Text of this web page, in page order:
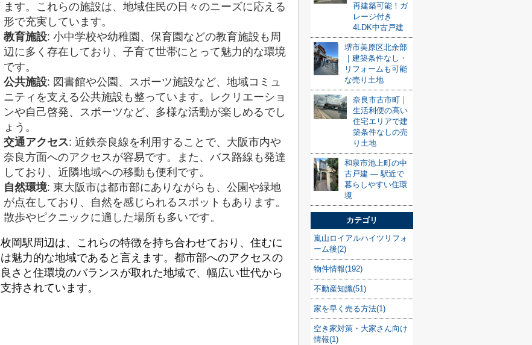
ます。これらの施設は、地域住民の日々のニーズに応える
形で充実しています。
教育施設: 小中学校や幼稚園、保育園などの教育施設も周
辺に多く存在しており、子育て世帯にとって魅力的な環境
です。
公共施設: 図書館や公園、スポーツ施設など、地域コミュ
ニティを支える公共施設も整っています。レクリエーショ
ンや自己啓発、スポーツなど、多様な活動が楽しめるでし
ょう。
交通アクセス: 近鉄奈良線を利用することで、大阪市内や
奈良方面へのアクセスが容易です。また、バス路線も発達
しており、近隣地域への移動も便利です。
自然環境: 東大阪市は都市部にありながらも、公園や緑地
が点在しており、自然を感じられるスポットもあります。
散歩やピクニックに適した場所も多いです。
枚岡駅周辺は、これらの特徴を持ち合わせており、住むに
は魅力的な地域であると言えます。都市部へのアクセスの
良さと住環境のバランスが取れた地域で、幅広い世代から
支持されています。
再建築可能！ガ
レージ付き
4LDK中古戸建
堺市美原区北余部
｜建築条件なし・
リフォームも可能
な売り土地
奈良市古市町｜
生活利便の高い
住宅エリアで建
築条件なしの売
り土地
和泉市池上町の中
古戸建 — 駅近で
暮らしやすい住環
境
カテゴリ
嵐山ロイアルハイツリフォ
ーム後(2)
物件情報(192)
不動産知識(51)
家を早く売る方法(1)
空き家対策・大家さん向け
情報(1)